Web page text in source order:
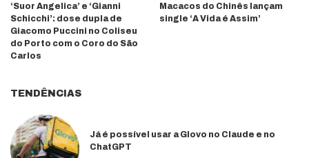
‘Suor Angelica’ e ‘Gianni
Schicchi’: dose dupla de
Giacomo Puccini no Coliseu
do Porto com o Coro do São
Carlos
Macacos do Chinês lançam
single ‘A Vida é Assim’
TENDÊNCIAS
Já é possível usar a Glovo no Claude e no
ChatGPT